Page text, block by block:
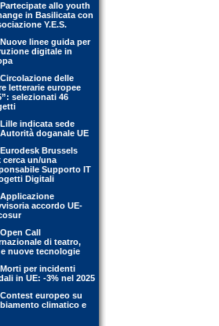
allo youth
in Basilicata con
Y.E.S.
linee guida per
digitale in
delle
letterarie europee
selezionati 46
indicata sede
doganale UE
Brussels
cerca un/una
Supporto IT
Digitali
accordo UE-
Call
di teatro,
nuove tecnologie
per incidenti
in UE: -3% nel 2025
europeo su
climatico e